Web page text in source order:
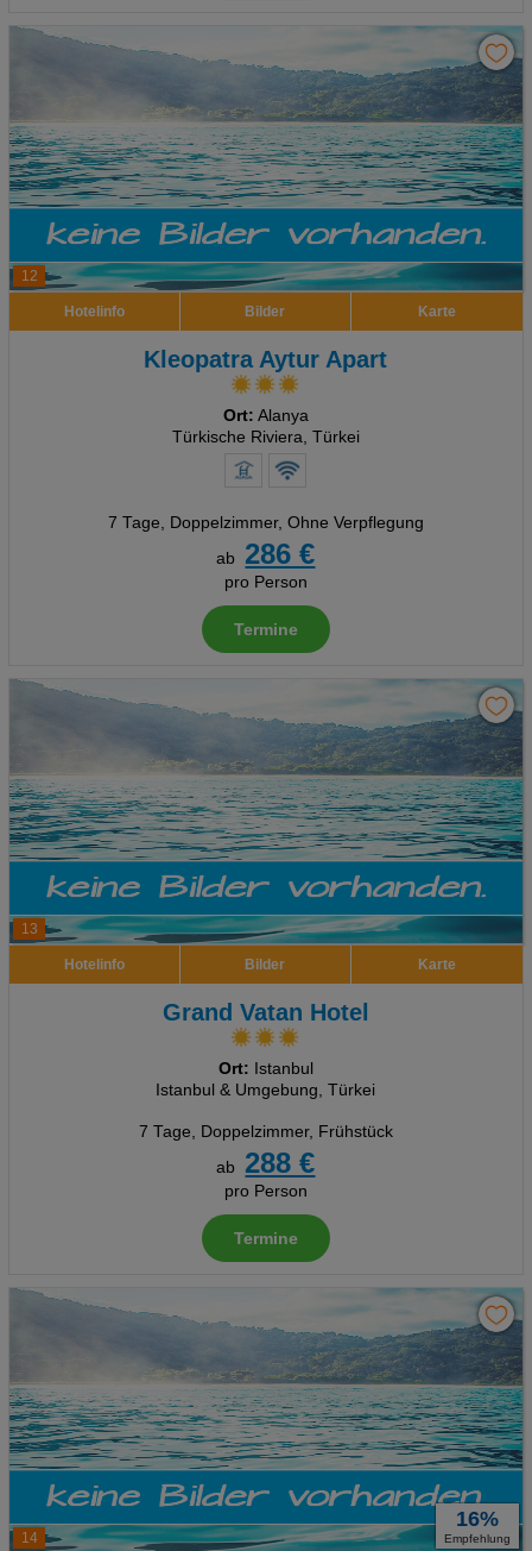
Erweiterte Einstellungen
12
Hotelinfo Bilder Karte
Kleopatra Aytur Apart
Ort: Alanya
Türkische Riviera, Türkei
7 Tage, Doppelzimmer, Ohne Verpflegung
ab
286 €
pro Person
Termine
13
Hotelinfo Bilder Karte
Grand Vatan Hotel
Ort: Istanbul
Istanbul & Umgebung, Türkei
7 Tage, Doppelzimmer, Frühstück
ab
288 €
pro Person
Termine
14
16%
Empfehlung